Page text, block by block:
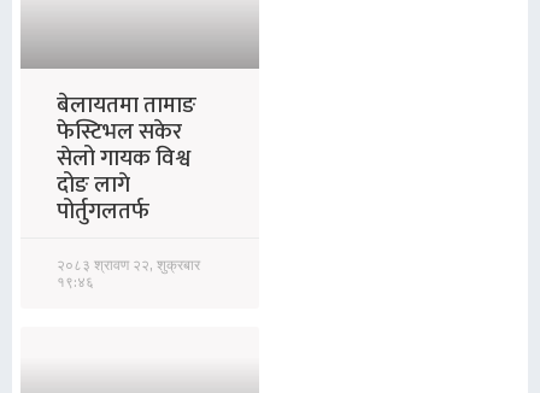
बेलायतमा तामाङ
फेस्टिभल सकेर
सेलो गायक विश्व
दोङ लागे
पोर्तुगलतर्फ
२०८३ श्रावण २२, शुक्रबार
१९:४६